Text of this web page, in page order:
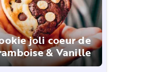
joli coeur de
& Vanille